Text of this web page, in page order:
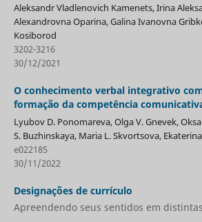
Aleksandr Vladlenovich Kamenets, Irina
Alexandrovna Oparina, Galina Ivanovna
Kosiborod
3202-3216
30/12/2021
O conhecimento verbal integrativo
formação da competência
Lyubov D. Ponomareva, Olga V. Gnevek,
S. Buzhinskaya, Maria L. Skvortsova,
e022185
30/11/2022
Designações de currículo
Apreendendo seus sentidos em